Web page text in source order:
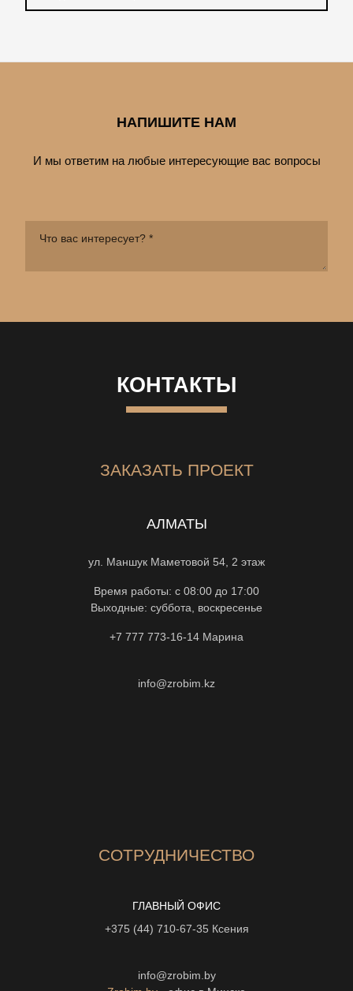
НАПИШИТЕ НАМ
И мы ответим на любые интересующие вас вопросы
КОНТАКТЫ
ЗАКАЗАТЬ ПРОЕКТ
АЛМАТЫ
ул. Маншук Маметовой 54, 2 этаж
Время работы: с 08:00 до 17:00
Выходные: суббота, воскресенье
+7 777 773-16-14 Марина
info@zrobim.kz
СОТРУДНИЧЕСТВО
ГЛАВНЫЙ ОФИС
+375 (44) 710-67-35 Ксения
info@zrobim.by